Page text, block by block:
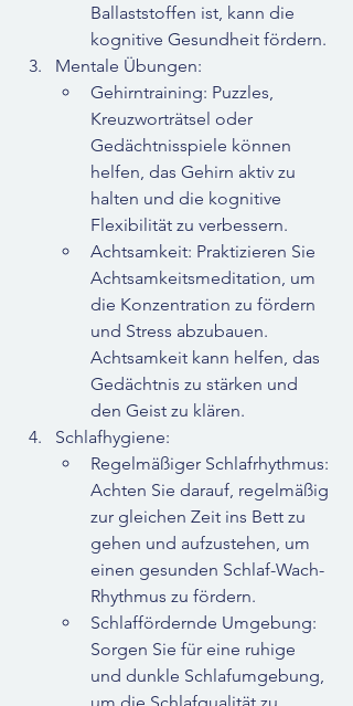
Ballaststoffen ist, kann die
kognitive Gesundheit fördern.
Mentale Übungen:
Gehirntraining: Puzzles,
Kreuzworträtsel oder
Gedächtnisspiele können
helfen, das Gehirn aktiv zu
halten und die kognitive
Flexibilität zu verbessern.
Achtsamkeit: Praktizieren Sie
Achtsamkeitsmeditation, um
die Konzentration zu fördern
und Stress abzubauen.
Achtsamkeit kann helfen, das
Gedächtnis zu stärken und
den Geist zu klären.
Schlafhygiene:
Regelmäßiger Schlafrhythmus:
Achten Sie darauf, regelmäßig
zur gleichen Zeit ins Bett zu
gehen und aufzustehen, um
einen gesunden Schlaf-Wach-
Rhythmus zu fördern.
Schlaffördernde Umgebung:
Sorgen Sie für eine ruhige
und dunkle Schlafumgebung,